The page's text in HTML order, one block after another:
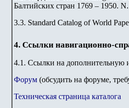
Балтийских стран 1769 – 1950.
3.3. Standard Catalog of World
4. Ссылки навигационно-
4.1. Ссылки на
Форум (обсудить на форуме,
Техническая страница каталога